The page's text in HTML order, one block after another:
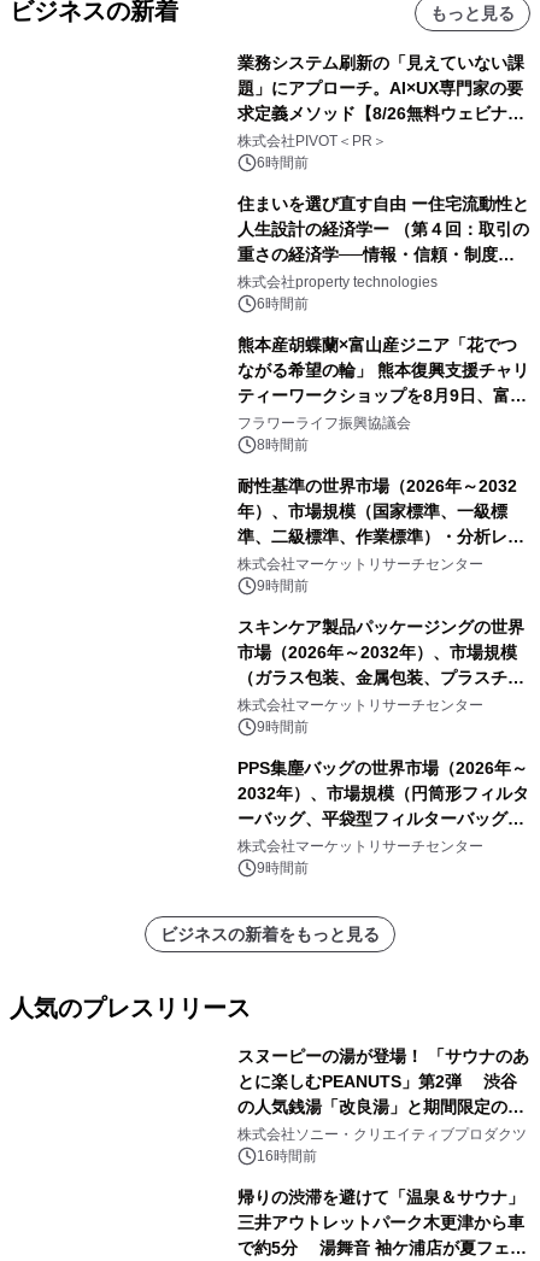
ビジネスの新着 もっと見る
業務システム刷新の「見えていない課
題」にアプローチ。AI×UX専門家の要
求定義メソッド【8/26無料ウェビナ
ー】株式会社PIVOT
株式会社PIVOT＜PR＞
6時間前
住まいを選び直す自由 ー住宅流動性と
人生設計の経済学ー （第４回：取引の
重さの経済学──情報・信頼・制度を
PropTechはどう組み替えるか）｜
PropTech-Lab
株式会社property technologies
6時間前
熊本産胡蝶蘭×富山産ジニア「花でつ
ながる希望の輪」 熊本復興支援チャリ
ティーワークショップを8月9日、富
山・射水で開催
フラワーライフ振興協議会
8時間前
耐性基準の世界市場（2026年～2032
年）、市場規模（国家標準、一級標
準、二級標準、作業標準）・分析レポ
ートを発表
株式会社マーケットリサーチセンター
9時間前
スキンケア製品パッケージングの世界
市場（2026年～2032年）、市場規模
（ガラス包装、金属包装、プラスチッ
ク包装、その他）・分析レポートを発
表
株式会社マーケットリサーチセンター
9時間前
PPS集塵バッグの世界市場（2026年～
2032年）、市場規模（円筒形フィルタ
ーバッグ、平袋型フィルターバッグ、
プリーツフィルターバッグ、その
他）・分析レポートを発表
株式会社マーケットリサーチセンター
9時間前
ビジネスの新着をもっと見る
人気のプレスリリース
スヌーピーの湯が登場！ 「サウナのあ
とに楽しむPEANUTS」第2弾 渋谷
の人気銭湯「改良湯」と期間限定のコ
ラボレーション サウナイキタイコラ
ボグッズも発売決定！
株式会社ソニー・クリエイティブプロダクツ
16時間前
帰りの渋滞を避けて「温泉＆サウナ」
三井アウトレットパーク木更津から車
で約5分 湯舞音 袖ケ浦店が夏フェア